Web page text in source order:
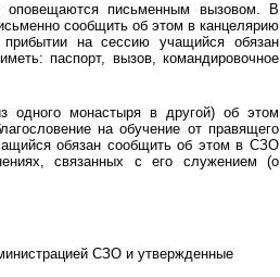
оповещаются письменным вызовом. В
сообщить об этом в канцелярию
прибытии на сессию учащийся обязан
паспорт, вызов, командировочное
одного монастыря в другой) об этом
на обучение от правящего
обязан сообщить об этом в СЗО
связанных с его служением (о
СЗО и утвержденные